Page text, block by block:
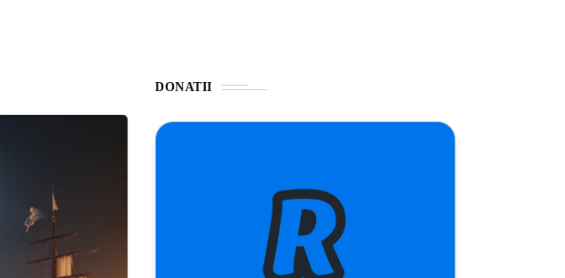
DONATII